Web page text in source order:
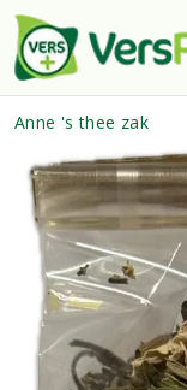
Anne 's thee zak